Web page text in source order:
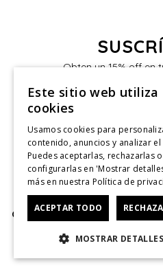
Obten un 15% off en
Servicio al Consumidor
Centro de Ayuda
Contáctanos
Giftcard
Retiro en tienda
CyberMonday
CyberDay
Términos y Condiciones
Políticas de Despacho
Cambios, Retracto y
Política de Privacidad de
Cuenta
Mi Cuenta
Sigue tu compra
¿Dónde viene mi compra?
Ver Boleta / Ticket de
Oficina: Av. Las Condes
© 2025
Este sitio web utiliza
cookies
Usamos cookies para
contenido, anuncios y analizar
Puedes aceptarlas, rechazarlas o
configurarlas en 'Mostrar
más en nuestra Política de
ACEPTAR TODO
MOSTRAR DETALLES